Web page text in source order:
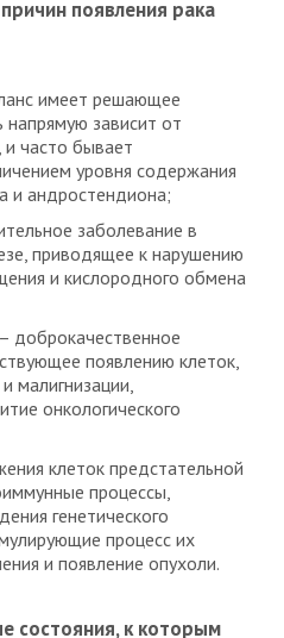
появления рака
имеет решающее
напрямую зависит от
часто бывает
уровня содержания
и андростендиона;
заболевание в
приводящее к нарушению
и кислородного обмена
– доброкачественное
появлению клеток,
малигнизации,
онкологического
клеток предстательной
процессы,
генетического
процесс их
и появление опухоли.
состояния, к которым